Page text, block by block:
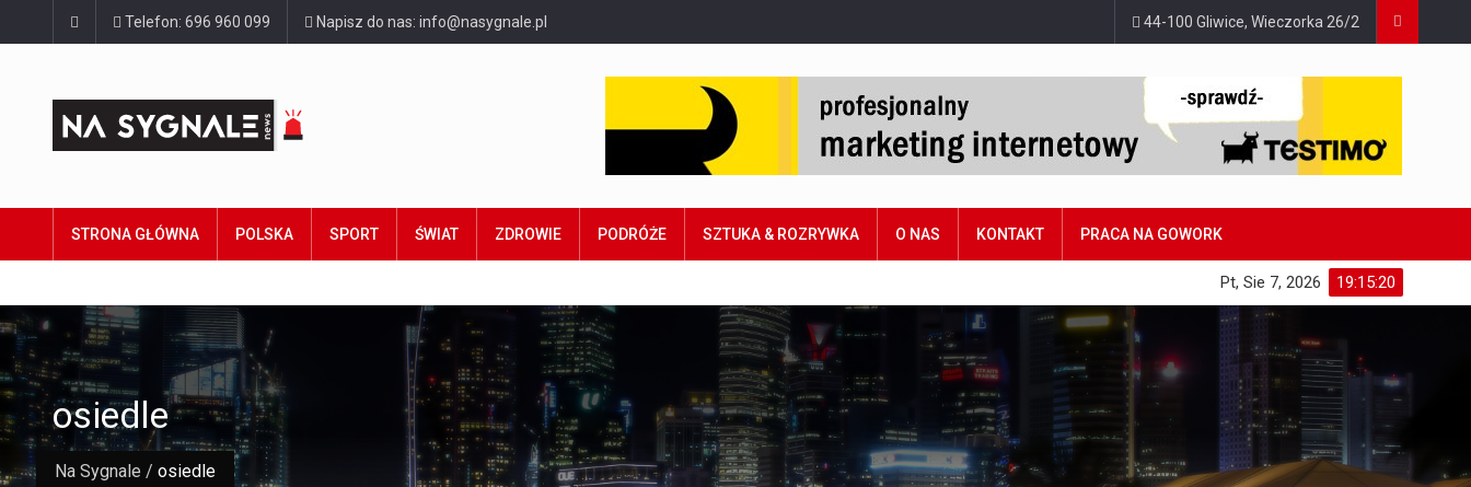
Telefon: 696 960 099 Napisz do nas: info@nasygnale.pl 44-100 Gliwice, Wieczorka 26/2
STRONA GŁÓWNA POLSKA SPORT ŚWIAT ZDROWIE PODRÓŻE SZTUKA & ROZRYWKA O NAS KONTAKT PRACA NA GOWORK
19:15:21
Pt, Sie 7, 2026
Na Sygnale / osiedle
osiedle